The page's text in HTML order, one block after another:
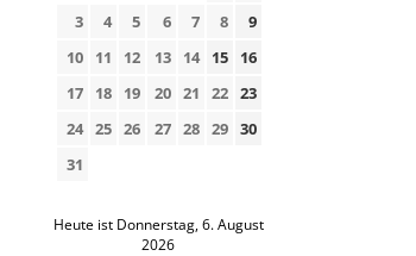
3
4 5 6 7 8
9
10
11 12 13 14 15
16
17
18 19 20 21 22 23
24 25 26 27 28 29 30
31
Heute ist Donnerstag, 6. August
2026